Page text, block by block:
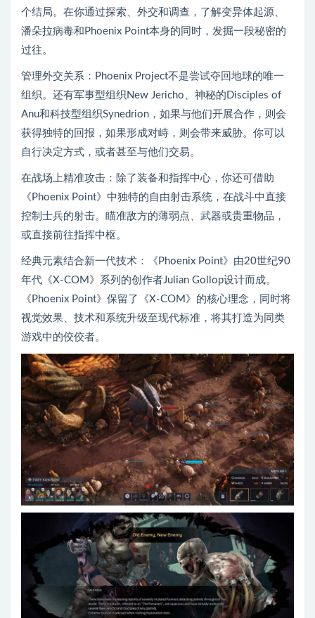
个结局。在你通过探索、外交和调查，了解变异体起源、
潘朵拉病毒和Phoenix Point本身的同时，发掘一段秘密的
过往。
管理外交关系：Phoenix Project不是尝试夺回地球的唯一
组织。还有军事型组织New Jericho、神秘的Disciples of
Anu和科技型组织Synedrion，如果与他们开展合作，则会
获得独特的回报，如果形成对峙，则会带来威胁。你可以
自行决定方式，或者甚至与他们交易。
在战场上精准攻击：除了装备和指挥中心，你还可借助
《Phoenix Point》中独特的自由射击系统，在战斗中直接
控制士兵的射击。瞄准敌方的薄弱点、武器或贵重物品，
或直接前往指挥中枢。
经典元素结合新一代技术：《Phoenix Point》由20世纪90
年代《X-COM》系列的创作者Julian Gollop设计而成。
《Phoenix Point》保留了《X-COM》的核心理念，同时将
视觉效果、技术和系统升级至现代标准，将其打造为同类
游戏中的佼佼者。